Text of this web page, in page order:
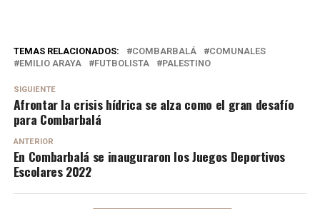
TEMAS RELACIONADOS: COMBARBALÁ
COMUNALES
EMILIO ARAYA
FUTBOLISTA PALESTINO
SIGUIENTE
Afrontar la crisis hídrica se alza como el gran desafío
para Combarbalá
ANTERIOR
En Combarbalá se inauguraron los Juegos Deportivos
Escolares 2022